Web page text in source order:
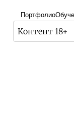
Портфолио
Контент 18+